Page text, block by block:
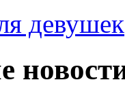
девушек